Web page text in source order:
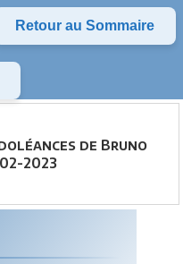
Retour au Sommaire
de Bruno
2023